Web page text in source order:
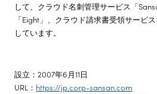
して、クラウド名刺管理サービス「
「Eight」、クラウド請求書受領サービ
しています。
設立：2007年6月11日
URL： https://jp.corp-sansan.com